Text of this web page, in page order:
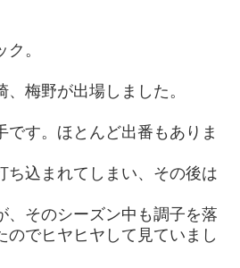
。
梅野が出場しました。
です。ほとんど出番もありま
ち込まれてしまい、その後は
、そのシーズン中も調子を落
のでヒヤヒヤして見ていまし